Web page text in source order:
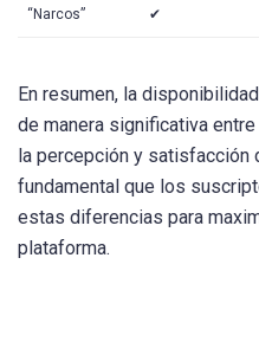
“Narcos” ✔
En resumen, la
de manera significativa
la percepción y satisfacción
fundamental que los
estas diferencias para
plataforma.